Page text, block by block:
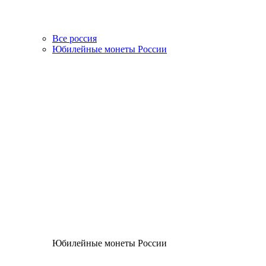
Все россия
Юбилейные монеты России
Юбилейные монеты России